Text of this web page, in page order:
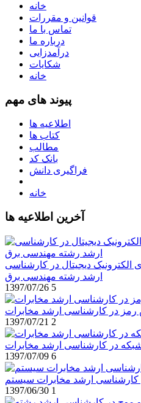
خانه
قوانین و مقررات
تماس با ما
درباره ما
درآمدزایی
شکایات
خانه
پیوند های مهم
اطلاعیه ها
کتاب ها
مطالب
بانک کد
فراگیری دانش
خانه
آخرین اطلاعیه ها
الکترونیک دیجیتال در کارشناسی
ارشد رشته مهندسی برق
1397/07/26 5
رمز در کارشناسی ارشد مخابرات
1397/07/21 2
شبکه در کارشناسی ارشد مخابرات
1397/07/09 6
کارشناسی ارشد مخابرات سیستم
1397/06/30 1